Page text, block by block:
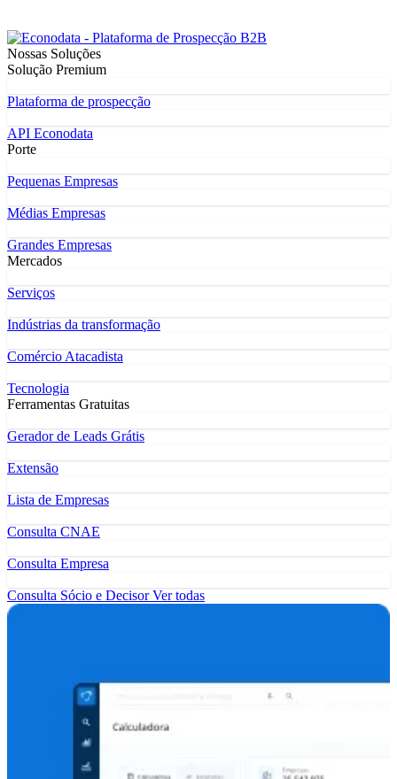
Nossas Soluções
Solução Premium
Plataforma de prospecção
API Econodata
Porte
Pequenas Empresas
Médias Empresas
Grandes Empresas
Mercados
Serviços
Indústrias da transformação
Comércio Atacadista
Tecnologia
Ferramentas Gratuitas
Gerador de Leads Grátis
Extensão
Lista de Empresas
Consulta CNAE
Consulta Empresa
Consulta Sócio e DecisorVer todas